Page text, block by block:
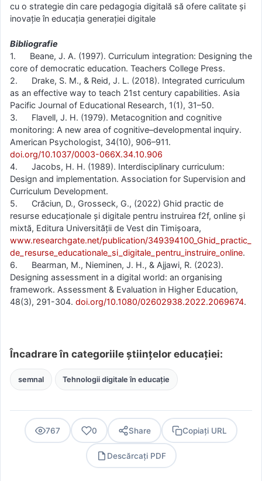
cu o strategie din care pedagogia digitală să ofere calitate și
inovație în educația generației digitale
Bibliografie
1. Beane, J. A. (1997). Curriculum integration: Designing the
core of democratic education. Teachers College Press.
2. Drake, S. M., & Reid, J. L. (2018). Integrated curriculum
as an effective way to teach 21st century capabilities. Asia
Pacific Journal of Educational Research, 1(1), 31–50.
3. Flavell, J. H. (1979). Metacognition and cognitive
monitoring: A new area of cognitive–developmental inquiry.
American Psychologist, 34(10), 906–911.
doi.org/10.1037/0003-066X.34.10.906
4. Jacobs, H. H. (1989). Interdisciplinary curriculum:
Design and implementation. Association for Supervision and
Curriculum Development.
5. Crăciun, D., Grosseck, G., (2022) Ghid practic de
resurse educaționale și digitale pentru instruirea f2f, online și
mixtă, Editura Universităţii de Vest din Timișoara,
www.researchgate.net/publication/349394100_Ghid_practic_
de_resurse_educationale_si_digitale_pentru_instruire_online.
6. Bearman, M., Nieminen, J. H., & Ajjawi, R. (2023).
Designing assessment in a digital world: an organising
framework. Assessment & Evaluation in Higher Education,
48(3), 291-304. doi.org/10.1080/02602938.2022.2069674.
Încadrare în categoriile științelor educației:
semnal Tehnologii digitale în educație
767 0 Share Copiați URL
Descărcați PDF